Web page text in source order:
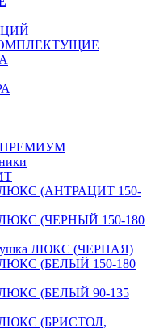
ЛЮКС (АНТРАЦИТ 150-
ЛЮКС (ЧЕРНЫЙ 150-180
ЛЮКС (ЧЕРНАЯ)
ЛЮКС (БЕЛЫЙ 150-180
ЛЮКС (БЕЛЫЙ 90-135
ЛЮКС (БРИСТОЛ,